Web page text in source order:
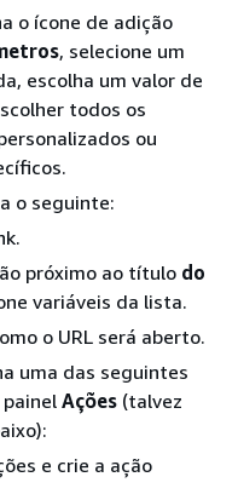
o ícone de adição
, selecione um
escolha um valor de
todos os
ou
o seguinte:
próximo ao título do
variáveis ​​da lista.
o URL será aberto.
uma das seguintes
Ações (talvez
e crie a ação